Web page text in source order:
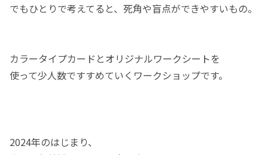
でもひとりで考えてると、死角や盲点ができやすいもの。
カラータイプカードとオリジナルワークシートを
使って少人数ですすめていくワークショップです。
2024年のはじまり、